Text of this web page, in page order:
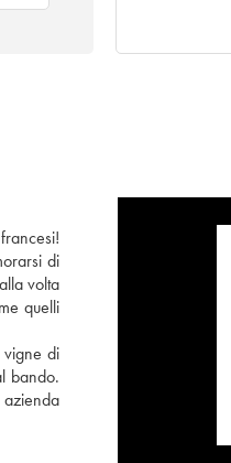
di
volta
quelli
di
bando.